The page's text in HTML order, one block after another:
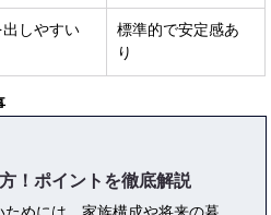
出しやすい
標準的で安定感あ
り
！ポイントを徹底解説